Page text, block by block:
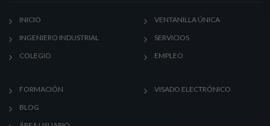
INICIO
INGENIERO INDUSTRIAL
COLEGIO
VENTANILLA ÚNICA
SERVICIOS
EMPLEO
FORMACIÓN
BLOG
VISADO ELECTRÓNICO